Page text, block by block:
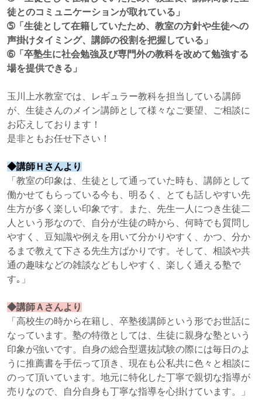
徒とのコミュニケーションが取れている」
➄「生徒として在籍していたため、教室の方針や生徒への
声掛けタイミング、講師の役割を把握している」
➅「卒塾生に社会勉強及び専門外の教科を改めて勉強する
場を提供できる」
玉川上水教室では、レギュラー教科を担当している講師
が、生徒さんのメイン講師として様々なご要望、ご相談に
お応えしております！
是非ともお任せ下さい！
◆講師Ｈさんより
「教室の印象は、生徒として通っていた時も、講師として
働かせてもらっている今も、明るく、とても話しやすい先
生方が多く楽しい印象です。また、先生一人につき生徒二
人という形なので、自分が生徒の時から、何時でも質問し
やすく、豆知識や例えを用いて分かりやすく、かつ、分か
るまで教えて下さる先生方ばかりです。そして、相談や共
通の趣味などの雑談などもしやすく、楽しく通える塾で
す｡」
◆講師Ａさんより
「高校生の時から在籍し、卒塾後講師という形でお世話に
なっています。塾の特徴としては、生徒に親身な塾という
印象が強いです。自身の総合型選抜試験の際には毎日のよ
うに推薦書を手伝って頂き、現在も公私共に色々と相談に
のって頂いています。地元に特化した丁寧で親切な指導が
売りなので、自分自身も丁寧な指導を心掛けています。」